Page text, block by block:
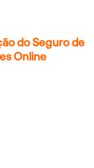
do Seguro de
Online